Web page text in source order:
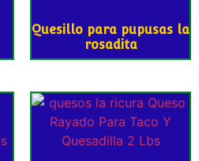
Quesillo para pupusas la
rosadita